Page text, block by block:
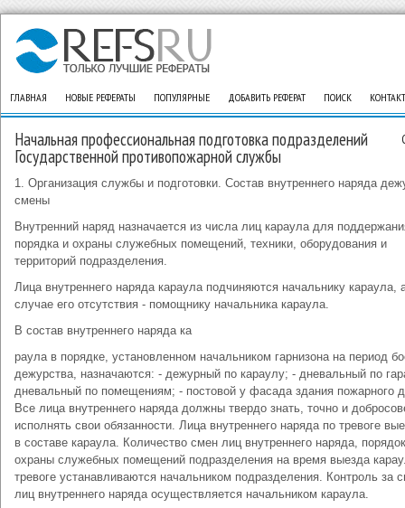
ГЛАВНАЯ НОВЫЕ РЕФЕРАТЫ ПОПУЛЯРНЫЕ ДОБАВИТЬ РЕФЕРАТ ПОИСК
Начальная профессиональная подготовка подразделений
Государственной противопожарной службы
1. Организация службы и подготовки. Состав внутреннего наряда
смены
Внутренний наряд назначается из числа лиц караула для
порядка и охраны служебных помещений, техники, оборудования и
территорий подразделения.
Лица внутреннего наряда караула подчиняются начальнику караула,
случае его отсутствия - помощнику начальника караула.
В состав внутреннего наряда ка
раула в порядке, установленном начальником гарнизона на период
дежурства, назначаются: - дежурный по караулу; - дневальный по
дневальный по помещениям; - постовой у фасада здания пожарного
Все лица внутреннего наряда должны твердо знать, точно и
исполнять свои обязанности. Лица внутреннего наряда по тревоге
в составе караула. Количество смен лиц внутреннего наряда, порядок
охраны служебных помещений подразделения на время выезда
тревоге устанавливаются начальником подразделения. Контроль за
лиц внутреннего наряда осуществляется начальником караула.